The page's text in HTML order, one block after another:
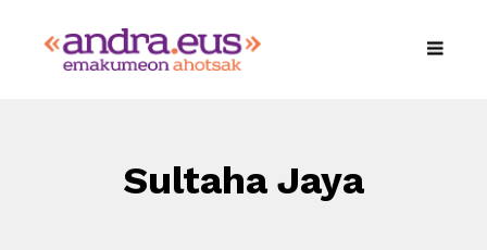
Sultaha Jaya